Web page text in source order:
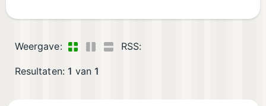
(1
Weergave: RSS:
Resultaten: 1 van 1